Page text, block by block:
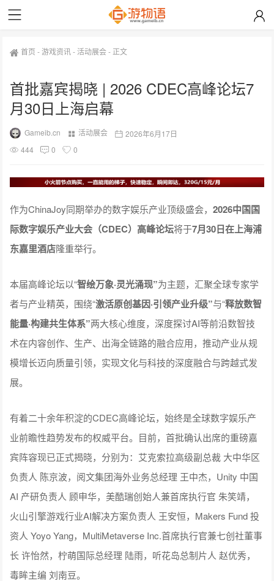
首页 -游戏资讯-活动展会- 正文
首批嘉宾揭晓 | 2026 CDEC高峰论坛7
月30日上海启幕
Gameib.cn 活动展会
2026年6月17日
444
0 0
作为ChinaJoy同期举办的数字娱乐产业顶级盛会，2026中国国
际数字娱乐产业大会（CDEC）高峰论坛将于7月30日在上海浦
东嘉里酒店隆重举行。
本届高峰论坛以“智绘万象·灵光涌现”为主题，汇聚全球专家学
者与产业精英，围绕“激活原创基因·引领产业升级”与“释放数智
能量·构建共生体系”两大核心维度，深度探讨AI等前沿数智技
术在内容创作、生产、出海全链路的融合应用，推动产业从规
模增长迈向质量引领，实现文化与科技的深度融合与跨越式发
展。
有着二十余年积淀的CDEC高峰论坛，始终是全球数字娱乐产
业前瞻性趋势发布的权威平台。目前，首批确认出席的重磅嘉
宾阵容现已正式揭晓，分别为：艾克索拉高级副总裁 大中华区
负责人 陈京波，阅文集团海外业务总经理 王中杰，Unity 中国
AI 产研负责人 顾申华，美酷瑞创始人兼首席执行官 朱笑靖，
火山引擎游戏行业AI解决方案负责人 王安恒，Makers Fund 投
资人 Yoyo Yang，MultiMetaverse Inc.首席执行官兼七创社董事
长 许怡然，柠萌国际总经理 陆雨，听花岛总制片人 赵优秀，
毒眸主编 刘南豆。